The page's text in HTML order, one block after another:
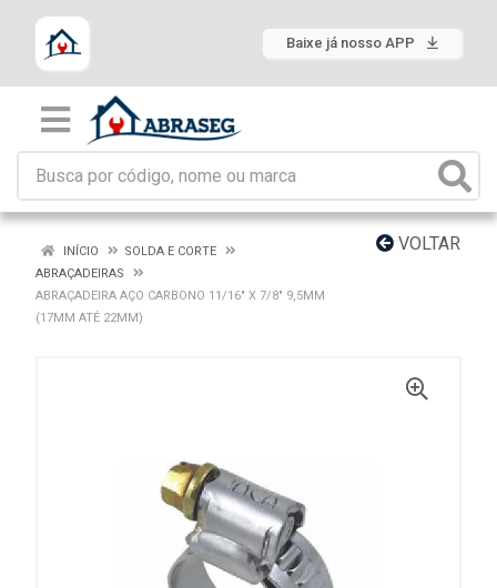
Baixe já nosso APP
VOLTAR
INÍCIO
SOLDA E CORTE
ABRAÇADEIRAS
ABRAÇADEIRA AÇO CARBONO 11/16" X 7/8" 9,5MM
(17MM ATÉ 22MM)